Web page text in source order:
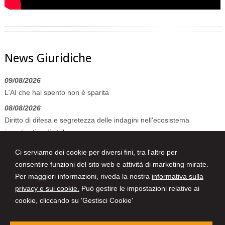
Ci serviamo dei cookie per diversi fini, tra l'altro per
consentire funzioni del sito web e attività di marketing mirate.
Per maggiori informazioni, riveda la nostra informativa sulla
privacy e sui cookie. Può gestire le impostazioni relative ai
cookie, cliccando su 'Gestisci Cookie'
News Giuridiche
09/08/2026
L'AI che hai spento non è sparita
08/08/2026
Diritto di difesa e segretezza delle indagini nell'ecosistema
investigativo digitale